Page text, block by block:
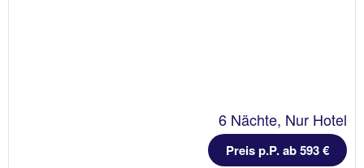
6 Nächte, Nur Hotel
Preis p.P. ab 593 €